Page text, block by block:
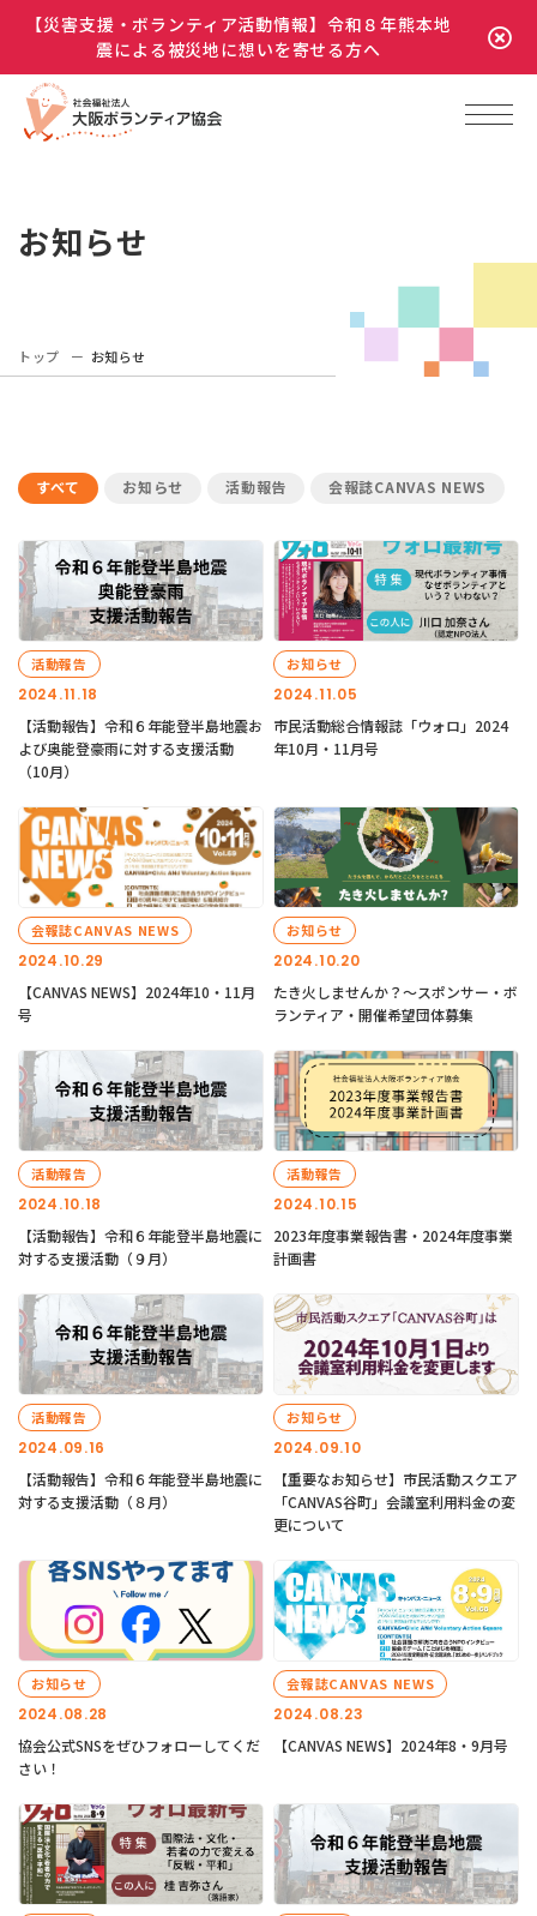
【災害支援・ボランティア活動情報】令和８年熊本地
震による被災地に想いを寄せる方へ
お知らせ
トップ お知らせ
すべて お知らせ 活動報告 会報誌CANVAS NEWS
2024.11.18
活動報告
【活動報告】令和６年能登半島地震お
よび奥能登豪雨に対する支援活動
（10月）
2024.11.05
お知らせ
市民活動総合情報誌「ウォロ」2024
年10月・11月号
2024.10.29
会報誌CANVAS NEWS
【CANVAS NEWS】2024年10・11月
号
2024.10.20
お知らせ
たき火しませんか？～スポンサー・ボ
ランティア・開催希望団体募集
2024.10.18
活動報告
【活動報告】令和６年能登半島地震に
対する支援活動（９月）
2024.10.15
活動報告
2023年度事業報告書・2024年度事業
計画書
2024.09.16
活動報告
【活動報告】令和６年能登半島地震に
対する支援活動（８月）
2024.09.10
お知らせ
【重要なお知らせ】市民活動スクエア
「CANVAS谷町」会議室利用料金の変
更について
2024.08.28
お知らせ
協会公式SNSをぜひフォローしてくだ
さい！
2024.08.23
会報誌CANVAS NEWS
【CANVAS NEWS】2024年8・9月号